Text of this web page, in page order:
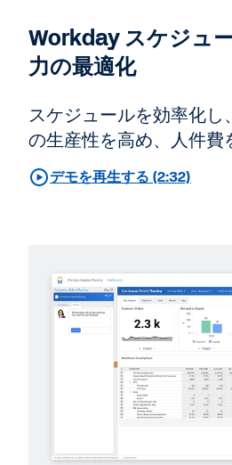
Workday スケジュ
力の最適化
スケジュールを効率化し
の生産性を高め、人件費
デモを再生する (2:32)